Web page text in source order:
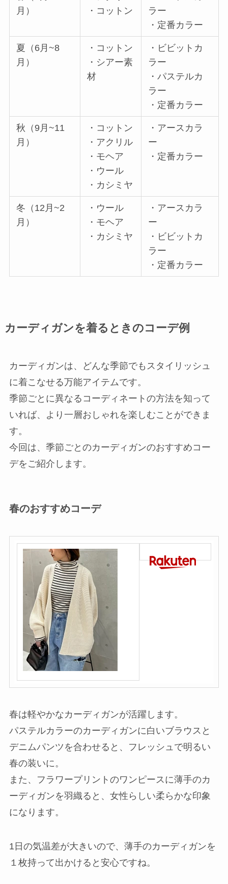
月）
・コットン
ラー
・定番カラー
夏（6月~8
月）
・コットン
・シアー素
材
・ビビットカ
ラー
・パステルカ
ラー
・定番カラー
秋（9月~11
月）
・コットン
・アクリル
・モヘア
・ウール
・カシミヤ
・アースカラ
ー
・定番カラー
冬（12月~2
月）
・ウール
・モヘア
・カシミヤ
・アースカラ
ー
・ビビットカ
ラー
・定番カラー
カーディガンを着るときのコーデ例
カーディガンは、どんな季節でもスタイリッシュ
に着こなせる万能アイテムです。
季節ごとに異なるコーディネートの方法を知って
いれば、より一層おしゃれを楽しむことができま
す。
今回は、季節ごとのカーディガンのおすすめコー
デをご紹介します。
春のおすすめコーデ
春は軽やかなカーディガンが活躍します。
パステルカラーのカーディガンに白いブラウスと
デニムパンツを合わせると、フレッシュで明るい
春の装いに。
また、フラワープリントのワンピースに薄手のカ
ーディガンを羽織ると、女性らしい柔らかな印象
になります。
1日の気温差が大きいので、薄手のカーディガンを
１枚持って出かけると安心ですね。